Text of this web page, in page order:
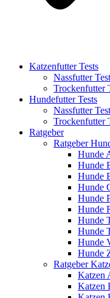
Katzenfutter Tests
Nassfutter Test
Trockenfutter
Hundefutter Tests
Nassfutter Test
Trockenfutter
Ratgeber
Ratgeber
Hunde
Hunde
Hunde
Hunde
Hunde
Hunde
Hunde
Hunde
Hunde
Hunde
Ratgeber
Katzen
Katzen